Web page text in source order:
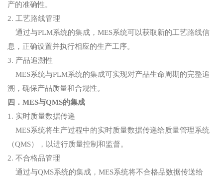
产的准确性。
2. 工艺路线管理
通过与PLM系统的集成，MES系统可以获取新的工艺路线信
息，正确设置并执行相应的生产工序。
3. 产品追溯性
MES系统与PLM系统的集成可实现对产品生命周期的完整追
溯，确保产品质量和合规性。
四．MES与QMS的集成
1. 实时质量数据传递
MES系统将生产过程中的实时质量数据传递给质量管理系统
（QMS），以进行质量控制和监督。
2. 不合格品管理
通过与QMS系统的集成，MES系统将不合格品数据传送给